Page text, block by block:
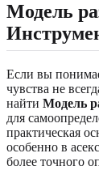
Модель
Если вы
чувства не
найти Модель
для
практическая
особенно в
более точного